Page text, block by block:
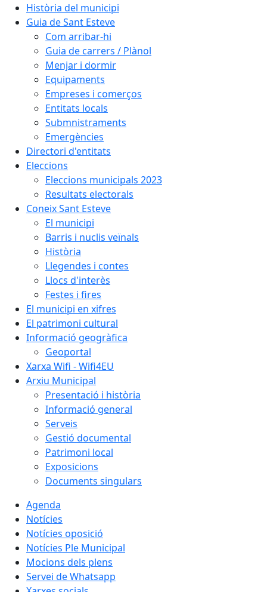
Història del municipi
Guia de Sant Esteve
Com arribar-hi
Guia de carrers / Plànol
Menjar i dormir
Equipaments
Empreses i comerços
Entitats locals
Submnistraments
Emergències
Directori d'entitats
Eleccions
Eleccions municipals 2023
Resultats electorals
Coneix Sant Esteve
El municipi
Barris i nuclis veïnals
Història
Llegendes i contes
Llocs d'interès
Festes i fires
El municipi en xifres
El patrimoni cultural
Informació geogràfica
Geoportal
Xarxa Wifi - Wifi4EU
Arxiu Municipal
Presentació i història
Informació general
Serveis
Gestió documental
Patrimoni local
Exposicions
Documents singulars
Agenda
Notícies
Notícies oposició
Notícies Ple Municipal
Mocions dels plens
Servei de Whatsapp